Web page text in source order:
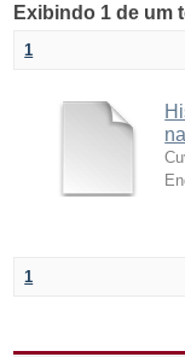
Exibindo 1 de um
1
1